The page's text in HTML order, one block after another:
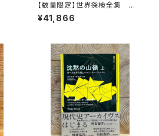
【数量限定】世界探検全集 全1
6巻＋全巻購入特典「第17巻（非
売品）」【当店限定】
¥41,866